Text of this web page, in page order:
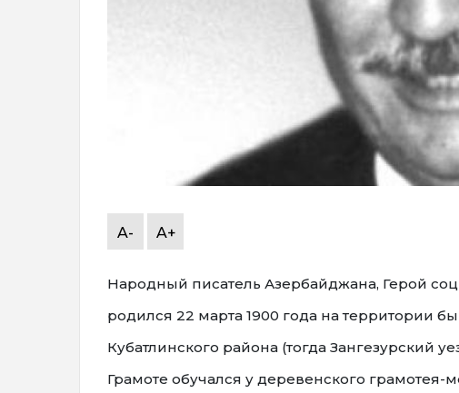
A- A+
Народный писатель Азербайджана, Герой
родился 22 марта 1900 года на территории
Кубатлинского района (тогда Зангезурский
Грамоте обучался у деревенского грамотея-